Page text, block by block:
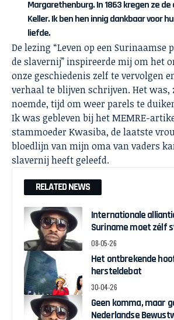
Margarethenburg. In 1863 kregen ze
Keller. Ik ben hen innig dankbaar voor
liefde.
De lezing “Leven op een Surinaamse
de slavernij” inspireerde mij om het
onze geschiedenis zelf te vervolgen
verhaal te blijven schrijven. Het was,
noemde, tijd om weer parels te
Ik was gebleven bij het MEMRE-
stammoeder Kwasiba, de laatste
bloedlijn van mijn oma van vaders
slavernij heeft geleefd.
RELATED NEWS
Internationale
Suriname moet zélf
herstelgelden
08-05-26
Het ontbrekende
hersteldebat
30-04-26
Geen komma, maar
Nederlandse